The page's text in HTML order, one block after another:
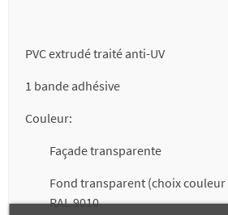
PVC extrudé traité anti-UV
1 bande adhésive
Couleur:
Façade transparente
Fond transparent (choix
RAL 9010